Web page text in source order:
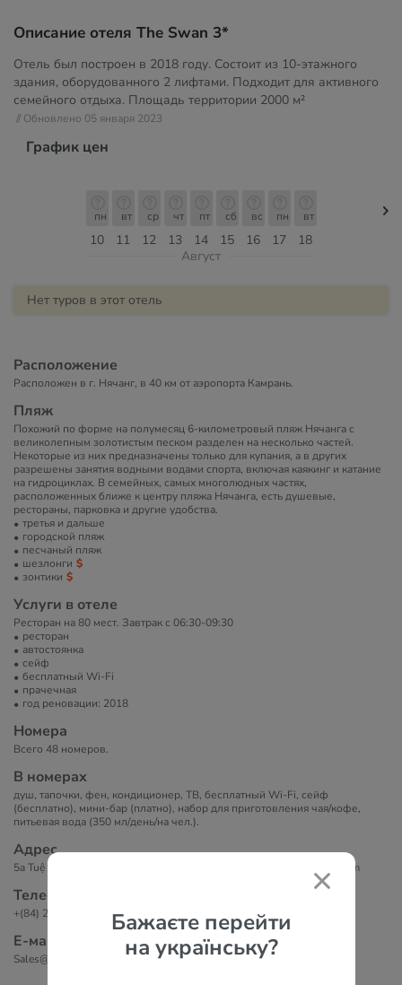
Бажаєте перейти
на українську?
Описание отеля The Swan 3*
Отель был построен в 2018 году. Состоит из 10-этажного
здания, оборудованного 2 лифтами. Подходит для активного
семейного отдыха. Площадь территории 2000 м²
// Обновлено 05 января 2023
График цен
10
пн
11
вт
12
ср
13
чт
14
пт
15
сб
16
вс
17
пн
18
вт
Август
Нет туров в этот отель
Расположение
Расположен в г. Нячанг, в 40 км от аэропорта Камрань.
Пляж
Похожий по форме на полумесяц 6-километровый пляж Нячанга с
великолепным золотистым песком разделен на несколько частей.
Некоторые из них предназначены только для купания, а в других
разрешены занятия водными водами спорта, включая каякинг и катание
на гидроциклах. В семейных, самых многолюдных частях,
расположенных ближе к центру пляжа Нячанга, есть душевые,
рестораны, парковка и другие удобства.
третья и дальше
городской пляж
песчаный пляж
шезлонги
зонтики
Услуги в отеле
Ресторан на 80 мест. Завтрак с 06:30-09:30
ресторан
автостоянка
сейф
бесплатный Wi-Fi
прачечная
год реновации: 2018
Номера
Всего 48 номеров.
В номерах
душ, тапочки, фен, кондиционер, ТВ, бесплатный Wi-Fi, сейф
(бесплатно), мини-бар (платно), набор для приготовления чая/кофе,
питьевая вода (350 мл/день/на чел.).
Адрес
5a Tuệ Tĩnh Lộc Thọ Thành phố Nha Trang Khánh Hòa 650000, Vietnam
Телефоны
+(84) 2586254949
Е-маil
Sales@theswanhotel.com.vn